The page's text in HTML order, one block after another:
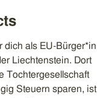
dich als EU-Bürger*in
Liechtenstein. Dort
Tochtergesellschaft
Steuern sparen, ist